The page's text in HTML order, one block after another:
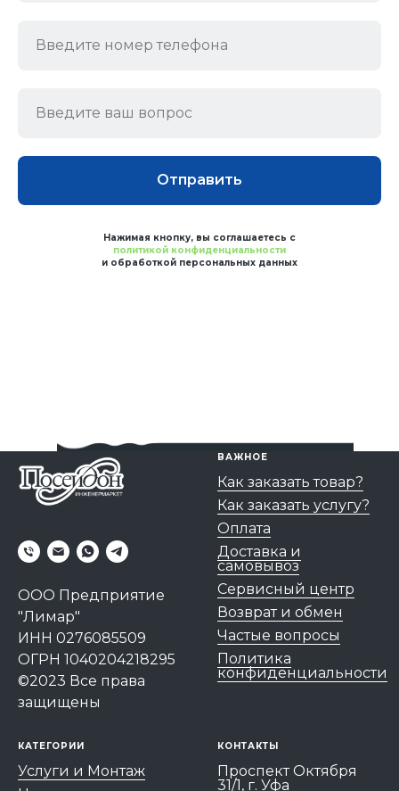
Отправить
Нажимая кнопку, вы соглашаетесь с
политикой конфиденциальности
и обработкой персональных данных
ООО Предприятие
"Лимар"
ИНН 0276085509
ОГРН 1040204218295
©2023 Все права
защищены
ВАЖНОЕ
Как заказать товар?
Как заказать услугу?
Оплата
Доставка и
самовывоз
Сервисный центр
Возврат и обмен
Частые вопросы
Политика
конфиденциальности
КАТЕГОРИИ
Услуги и Монтаж
КОНТАКТЫ
Проспект Октября
31/1, г. Уфа